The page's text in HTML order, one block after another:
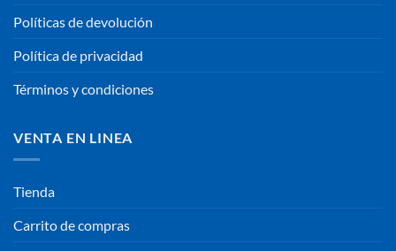
Políticas de devolución
Política de privacidad
Términos y condiciones
VENTA EN LINEA
Tienda
Carrito de compras